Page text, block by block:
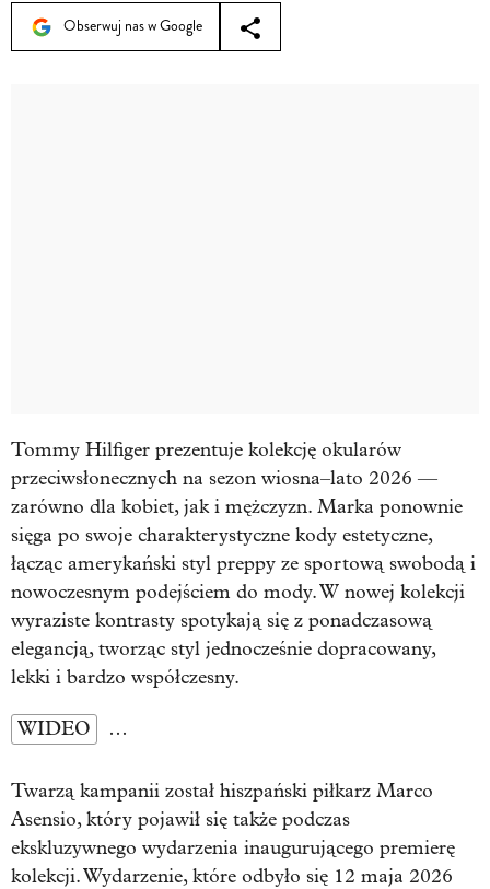
Obserwuj nas w Google
Tommy Hilfiger prezentuje kolekcję okularów
przeciwsłonecznych na sezon wiosna–lato 2026 —
zarówno dla kobiet, jak i mężczyzn. Marka ponownie
sięga po swoje charakterystyczne kody estetyczne,
łącząc amerykański styl preppy ze sportową swobodą i
nowoczesnym podejściem do mody. W nowej kolekcji
wyraziste kontrasty spotykają się z ponadczasową
elegancją, tworząc styl jednocześnie dopracowany,
lekki i bardzo współczesny.
WIDEO …
Twarzą kampanii został hiszpański piłkarz Marco
Asensio, który pojawił się także podczas
ekskluzywnego wydarzenia inaugurującego premierę
kolekcji. Wydarzenie, które odbyło się 12 maja 2026